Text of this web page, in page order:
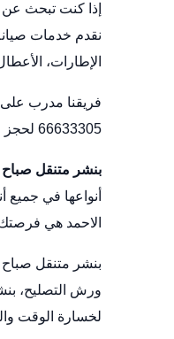
إذا كنت تبحث
نقدم خدمات
الإطارات،
فريقنا مدرب على
66633305 لحجز خدمة بنشر متنقل صباح الأحمد وستجدنا في خدمتك على الفور.
بنشر متنقل صباح
أنواعها في
الاحمد هي فرصتك
بنشر متنقل صباح
ورش التصليح،
لخسارة الوقت